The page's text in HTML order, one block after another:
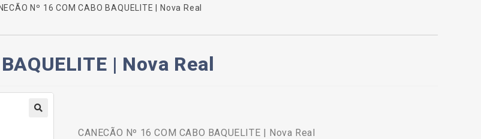
Nº 16 COM CABO BAQUELITE | Nova Real
| Nova Real
CANECÃO Nº 16 COM CABO BAQUELITE | Nova Real